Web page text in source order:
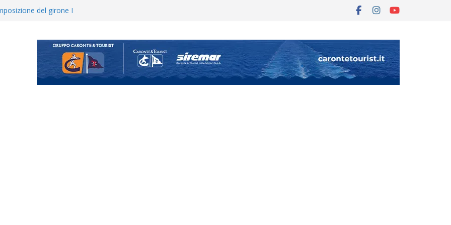
per il reparto arretrato:
i gironi 2026/27. Due
chiama questa piazza non
D»
Tourè è un nuovo